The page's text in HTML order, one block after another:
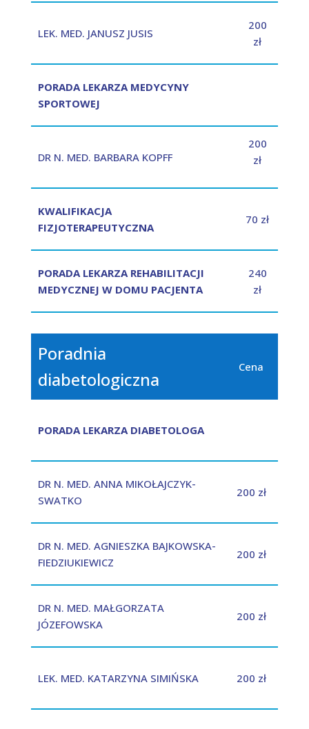
LEK. MED. JANUSZ JUSIS
200
zł
PORADA LEKARZA MEDYCYNY
SPORTOWEJ
DR N. MED. BARBARA KOPFF
200
zł
KWALIFIKACJA
FIZJOTERAPEUTYCZNA
70 zł
PORADA LEKARZA REHABILITACJI
MEDYCZNEJ W DOMU PACJENTA
240
zł
Poradnia
diabetologiczna
Cena
PORADA LEKARZA DIABETOLOGA
DR N. MED. ANNA MIKOŁAJCZYK-
SWATKO
200 zł
DR N. MED. AGNIESZKA BAJKOWSKA-
FIEDZIUKIEWICZ
200 zł
DR N. MED. MAŁGORZATA
JÓZEFOWSKA
200 zł
LEK. MED. KATARZYNA SIMIŃSKA 200 zł